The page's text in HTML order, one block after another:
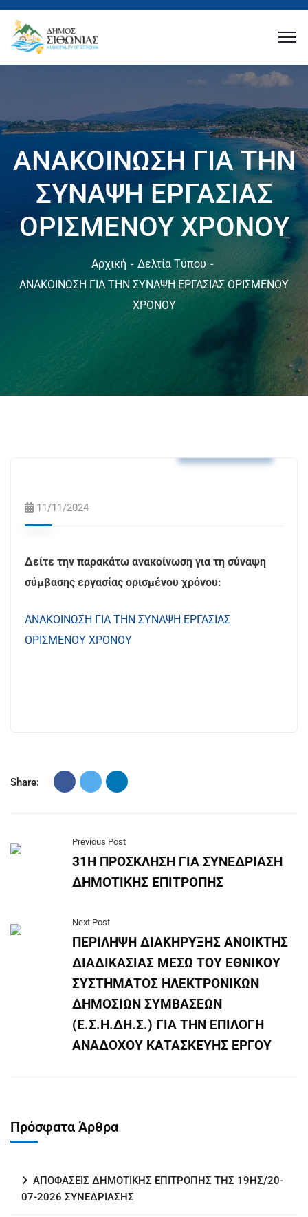
ΑΝΑΚΟΙΝΩΣΗ ΓΙΑ ΤΗΝ
ΣΥΝΑΨΗ ΕΡΓΑΣΙΑΣ
ΟΡΙΣΜΕΝΟΥ ΧΡΟΝΟΥ
Αρχική
Δελτία Τύπου
ΑΝΑΚΟΙΝΩΣΗ ΓΙΑ ΤΗΝ ΣΥΝΑΨΗ ΕΡΓΑΣΙΑΣ ΟΡΙΣΜΕΝΟΥ
ΧΡΟΝΟΥ
11/11/2024
Δείτε την παρακάτω ανακοίνωση για τη σύναψη
σύμβασης εργασίας ορισμένου χρόνου:
ΑΝΑΚΟΙΝΩΣΗ ΓΙΑ ΤΗΝ ΣΥΝΑΨΗ ΕΡΓΑΣΙΑΣ
ΟΡΙΣΜΕΝΟΥ ΧΡΟΝΟΥ
Share:
Previous Post
31Η ΠΡΟΣΚΛΗΣΗ ΓΙΑ ΣΥΝΕΔΡΙΑΣΗ
ΔΗΜΟΤΙΚΗΣ ΕΠΙΤΡΟΠΗΣ
Next Post
ΠΕΡΙΛΗΨΗ ΔΙΑΚΗΡΥΞΗΣ ΑΝΟΙΚΤΗΣ
ΔΙΑΔΙΚΑΣΙΑΣ ΜΕΣΩ ΤΟΥ ΕΘΝΙΚΟΥ
ΣΥΣΤΗΜΑΤΟΣ ΗΛΕΚΤΡΟΝΙΚΩΝ
ΔΗΜΟΣΙΩΝ ΣΥΜΒΑΣΕΩΝ
(Ε.Σ.Η.ΔΗ.Σ.) ΓΙΑ ΤΗΝ ΕΠΙΛΟΓΗ
ΑΝΑΔΟΧΟΥ ΚΑΤΑΣΚΕΥΗΣ ΕΡΓΟΥ
Πρόσφατα Άρθρα
ΑΠΟΦΑΣΕΙΣ ΔΗΜΟΤΙΚΗΣ ΕΠΙΤΡΟΠΗΣ ΤΗΣ 19ΗΣ/20-
07-2026 ΣΥΝΕΔΡΙΑΣΗΣ